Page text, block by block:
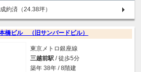
約済（24.38坪）
橋ビル （旧サンバードビル）
東京メトロ銀座線
三越前駅 / 徒歩5分
築年 38年 / 8階建